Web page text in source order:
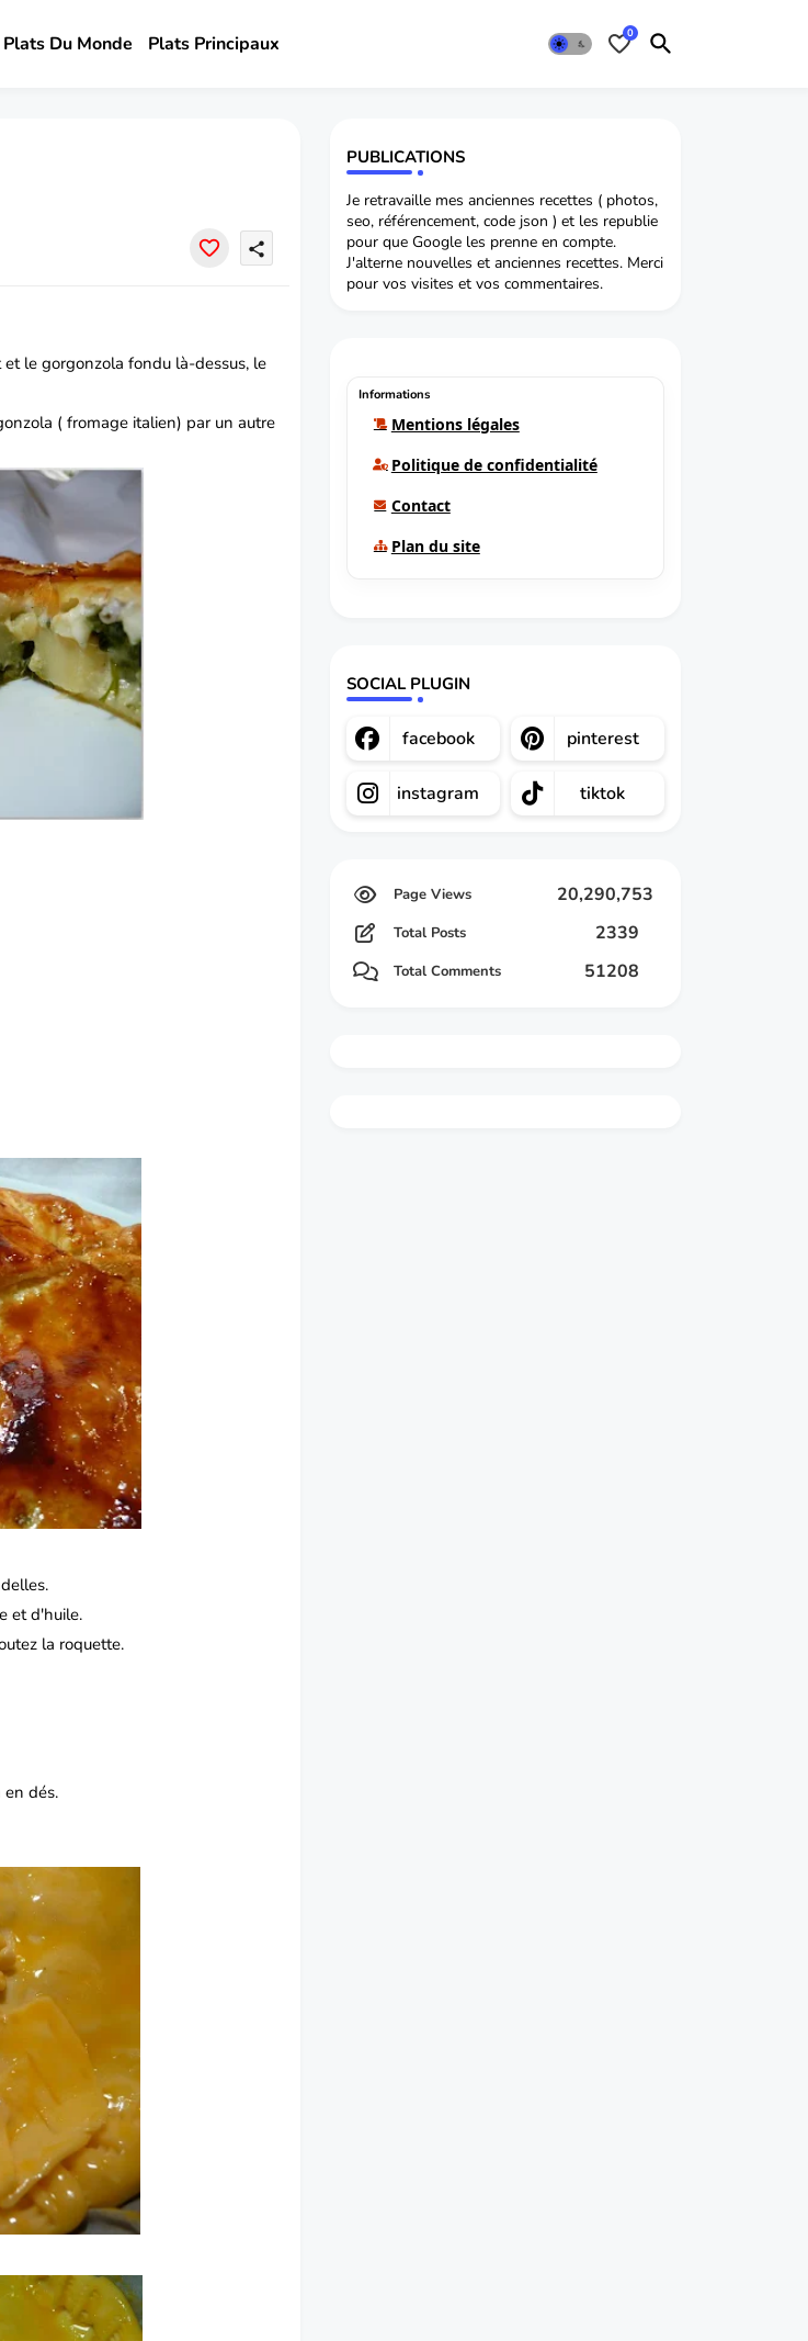
Plats Du Monde Plats Principaux 0
share
le gorgonzola fondu là-dessus, le
( fromage italien) par un autre
et d'huile.
la roquette.
dés.
PUBLICATIONS
Je retravaille mes anciennes recettes ( photos,
seo, référencement, code json ) et les republie
pour que Google les prenne en compte.
J'alterne nouvelles et anciennes recettes. Merci
pour vos visites et vos commentaires.
Informations
Mentions légales
Politique de confidentialité
Contact
Plan du site
SOCIAL PLUGIN
facebook pinterest
instagram tiktok
20,290,753
Total Posts 2339
Total Comments 51208